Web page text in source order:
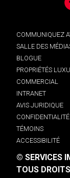
COMMUNIQUEZ
SALLE DES
BLOGUE
PROPRIÉTÉS
COMMERCIAL
INTRANET
AVIS JURIDIQUE
CONFIDENTIALITÉ
TÉMOINS
ACCESSIBILITÉ
© SERVICES
TOUS